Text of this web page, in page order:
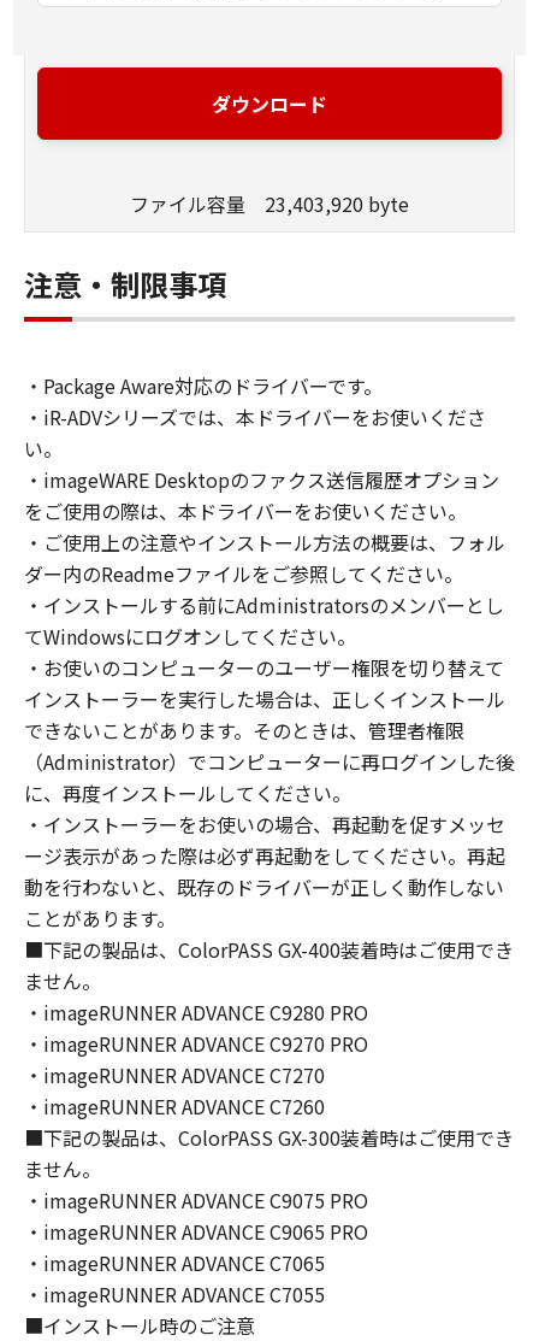
(1) キヤノンは、お客様が「キヤノン製品」を利
用する目的のために、「キヤノン製品」に直接
（本契約書においては、「本ソフトウェア」を
ること、またはコンピューターにおいて表示す
ること、アクセスすること、もしくは実行する
ことのいずれも含むものとします。）するため
お客様は、また「指定機器」にネットワークを
通じて接続されたコンピューター上で、かかる
ェア」を使用させることができますが、かかる
コンピューターの使用者に本契約書上の義務お
よび条件を遵守させるとともに、その履行に関
し全責任を負うことを条件とします。
(2) お客様は、上記(1)に基づいて「本ソフトウ
ェア」を使用するためのバックアップとして、
「本ソフトウェア」を１部、複製することがで
きます。
(3) 上記(1)および(2)に定める場合を除き、キヤ
ノンまたはキヤノンのライセンサーのいかなる
知的財産権も、明示たると黙示たるとを問わ
ず、本契約書によってお客様に譲渡あるいは許
諾されるものではありません。
２．制限
(1) お客様は、再使用許諾、譲渡、販売、頒
布、リースもしくは貸与その他の方法により、
第三者に「本ソフトウェア」を使用させること
はできません。
(2) お客様は、「本ソフトウェア」の全部また
は一部を修正、改変、逆コンパイル、逆アセン
ブル、その他リバースエンジニアリング等する
ことはできません。また第三者にこのような行
為をさせてはなりません。
３．著作権表示
お客様は、「本ソフトウェア」に含まれるキヤ
ノンまたはキヤノンのライセンサーの著作権表
示を変更し、除去しもしくは削除してはなりま
せん。
ダウンロード
ファイル容量 23,403,920 byte
注意・制限事項
・Package Aware対応のドライバーです。
・iR-ADVシリーズでは、本ドライバーをお使いくださ
い。
・imageWARE Desktopのファクス送信履歴オプション
をご使用の際は、本ドライバーをお使いください。
・ご使用上の注意やインストール方法の概要は、フォル
ダー内のReadmeファイルをご参照してください。
・インストールする前にAdministratorsのメンバーとし
てWindowsにログオンしてください。
・お使いのコンピューターのユーザー権限を切り替えて
インストーラーを実行した場合は、正しくインストール
できないことがあります。そのときは、管理者権限
（Administrator）でコンピューターに再ログインした後
に、再度インストールしてください。
・インストーラーをお使いの場合、再起動を促すメッセ
ージ表示があった際は必ず再起動をしてください。再起
動を行わないと、既存のドライバーが正しく動作しない
ことがあります。
■下記の製品は、ColorPASS GX-400装着時はご使用でき
ません。
・imageRUNNER ADVANCE C9280 PRO
・imageRUNNER ADVANCE C9270 PRO
・imageRUNNER ADVANCE C7270
・imageRUNNER ADVANCE C7260
■下記の製品は、ColorPASS GX-300装着時はご使用でき
ません。
・imageRUNNER ADVANCE C9075 PRO
・imageRUNNER ADVANCE C9065 PRO
・imageRUNNER ADVANCE C7065
・imageRUNNER ADVANCE C7055
■インストール時のご注意